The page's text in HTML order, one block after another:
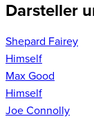
Darsteller
Shepard Fairey
Himself
Max Good
Himself
Joe Connolly